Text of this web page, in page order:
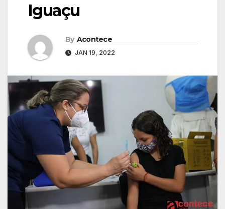
Iguaçu
By Acontece
JAN 19, 2022